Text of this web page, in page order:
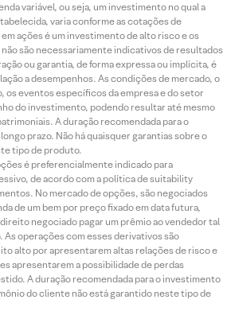
variável, ou seja, um investimento no qual a
varia conforme as cotações de
ações é um investimento de alto risco e os
são necessariamente indicativos de resultados
ou garantia, de forma expressa ou implícita, é
a desempenhos. As condições de mercado, o
os eventos específicos da empresa e do setor
do investimento, podendo resultar até mesmo
A duração recomendada para o
prazo. Não há quaisquer garantias sobre o
tipo de produto.
é preferencialmente indicado para
de acordo com a política de suitability
No mercado de opções, são negociados
de um bem por preço fixado em data futura,
negociado pagar um prêmio ao vendedor tal
As operações com esses derivativos são
alto por apresentarem altas relações de risco e
apresentarem a possibilidade de perdas
A duração recomendada para o investimento
do cliente não está garantido neste tipo de